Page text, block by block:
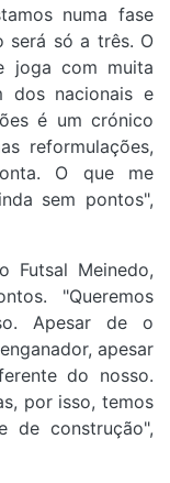
numa fase
será só a três. O
joga com muita
dos nacionais e
é um crónico
reformulações,
O que me
sem pontos",
Futsal Meinedo,
"Queremos
Apesar de o
apesar
do nosso.
por isso, temos
de construção",